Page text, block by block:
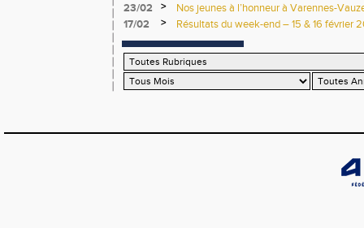
23/02
>
Nos jeunes à l’honneur à Varennes-
17/02
> Résultats du week-end – 15 & 16 février